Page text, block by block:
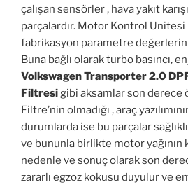
çalışan sensörler , hava yakıt
parçalardır. Motor Kontrol Unitesi
fabrikasyon parametre
Buna bağlı olarak turbo basıncı,
Volkswagen Transporter 2.0
Filtresigibi aksamlar son derece
Filtre’nin olmadığı , araç
durumlarda ise bu parçalar
ve bununla birlikte motor yağının
nedenle ve sonuç olarak son
zararlı egzoz kokusu duyulur ve